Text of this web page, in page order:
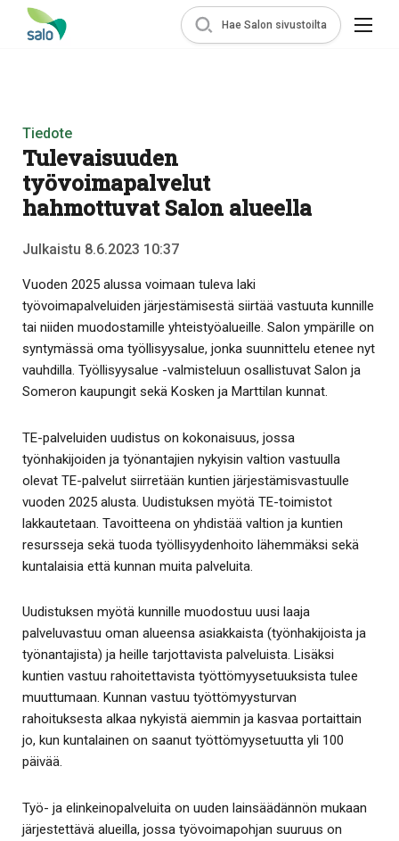
Hae Salon sivustoilta
Tiedote
Tulevaisuuden
työvoimapalvelut
hahmottuvat Salon alueella
Julkaistu 8.6.2023 10:37
Vuoden 2025 alussa voimaan tuleva laki
työvoimapalveluiden järjestämisestä siirtää vastuuta kunnille
tai niiden muodostamille yhteistyöalueille. Salon ympärille on
syntymässä oma työllisyysalue, jonka suunnittelu etenee nyt
vauhdilla. Työllisyysalue -valmisteluun osallistuvat Salon ja
Someron kaupungit sekä Kosken ja Marttilan kunnat.
TE-palveluiden uudistus on kokonaisuus, jossa
työnhakijoiden ja työnantajien nykyisin valtion vastuulla
olevat TE-palvelut siirretään kuntien järjestämisvastuulle
vuoden 2025 alusta. Uudistuksen myötä TE-toimistot
lakkautetaan. Tavoitteena on yhdistää valtion ja kuntien
resursseja sekä tuoda työllisyydenhoito lähemmäksi sekä
kuntalaisia että kunnan muita palveluita.
Uudistuksen myötä kunnille muodostuu uusi laaja
palveluvastuu oman alueensa asiakkaista (työnhakijoista ja
työnantajista) ja heille tarjottavista palveluista. Lisäksi
kuntien vastuu rahoitettavista työttömyysetuuksista tulee
muuttumaan. Kunnan vastuu työttömyysturvan
rahoituksesta alkaa nykyistä aiemmin ja kasvaa portaittain
jo, kun kuntalainen on saanut työttömyysetuutta yli 100
päivää.
Työ- ja elinkeinopalveluita on uuden lainsäädännön mukaan
järjestettävä alueilla, jossa työvoimapohjan suuruus on